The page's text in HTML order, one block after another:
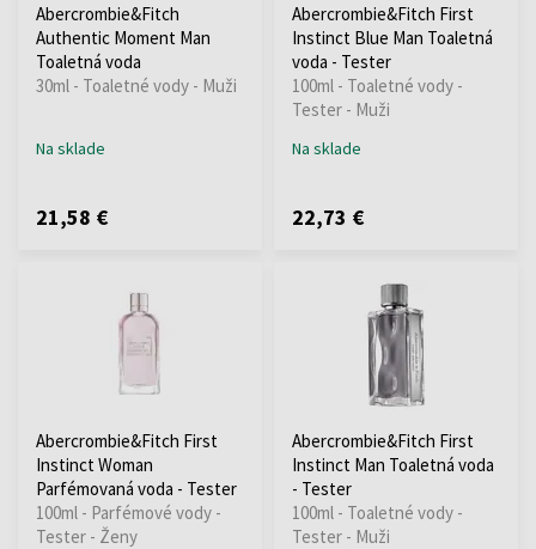
Abercrombie&Fitch
Authentic Moment Man
Toaletná voda
30ml - Toaletné vody - Muži
Na sklade
21,58 €
Abercrombie&Fitch First
Instinct Blue Man Toaletná
voda - Tester
100ml - Toaletné vody -
Tester - Muži
Na sklade
22,73 €
Abercrombie&Fitch First
Instinct Woman
Parfémovaná voda - Tester
100ml - Parfémové vody -
Tester - Ženy
Abercrombie&Fitch First
Instinct Man Toaletná voda
- Tester
100ml - Toaletné vody -
Tester - Muži